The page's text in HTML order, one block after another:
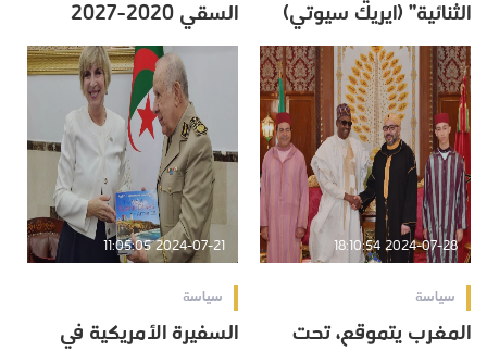
الثنائية” (ايريك سيوتي) السقي 2020-2027
2024-07-28 18:10:54
سياسة
المغرب يتموقع، تحت
2024-07-21 11:05:05
سياسة
السفيرة الأمريكية في